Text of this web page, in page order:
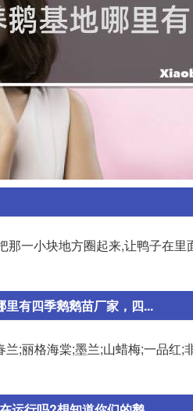
一小块地方圈起来,让鸭子在
有四季鹅鹅苗厂家，四...
;丽格海棠;墨兰;山蜡梅;一品红